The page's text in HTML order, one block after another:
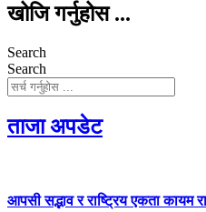
खोजि गर्नुहोस ...
Search
Search
ताजा अपडेट
आपसी सद्भाव र राष्ट्रिय एकता कायम